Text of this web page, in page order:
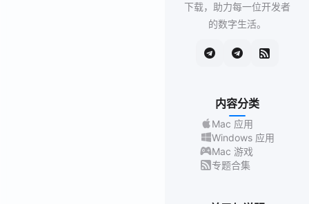
下载，助力每一位开发者
的数字生活。
内容分类
Mac 应用
Windows 应用
Mac 游戏
专题合集